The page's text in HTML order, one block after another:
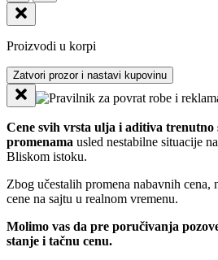
Proizvodi u korpi
Zatvori prozor i nastavi kupovinu
Cene svih vrsta ulja i aditiva trenutno
promenama usled nestabilne situacije
Bliskom istoku.
Zbog učestalih promena nabavnih cena,
cene na sajtu u realnom vremenu.
Molimo vas da pre poručivanja
stanje i tačnu cenu.